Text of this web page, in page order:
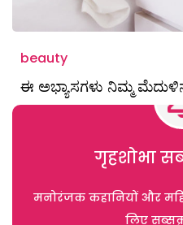
beauty
ಈ ಅಭ್ಯಾಸಗಳು ನಿಮ್ಮ ಮೆದುಳಿನ
गृहशोभा
मनोरंजक कहानियों और
लिए